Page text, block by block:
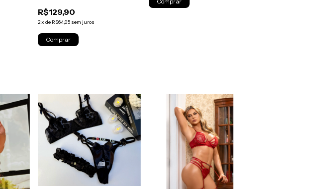
R$129,90
2xde R$64,95 sem juros
Comprar